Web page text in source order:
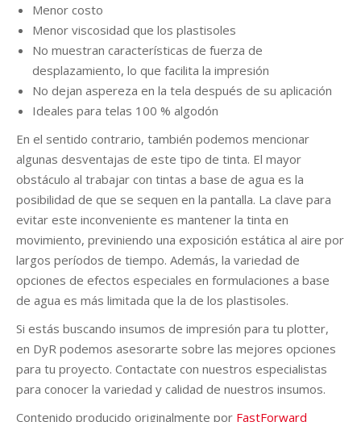
Menor costo
Menor viscosidad que los plastisoles
No muestran características de fuerza de
desplazamiento, lo que facilita la impresión
No dejan aspereza en la tela después de su aplicación
Ideales para telas 100 % algodón
En el sentido contrario, también podemos mencionar
algunas desventajas de este tipo de tinta. El mayor
obstáculo al trabajar con tintas a base de agua es la
posibilidad de que se sequen en la pantalla. La clave para
evitar este inconveniente es mantener la tinta en
movimiento, previniendo una exposición estática al aire por
largos períodos de tiempo. Además, la variedad de
opciones de efectos especiales en formulaciones a base
de agua es más limitada que la de los plastisoles.
Si estás buscando insumos de impresión para tu plotter,
en DyR podemos asesorarte sobre las mejores opciones
para tu proyecto. Contactate con nuestros especialistas
para conocer la variedad y calidad de nuestros insumos.
Contenido producido originalmente por FastForward